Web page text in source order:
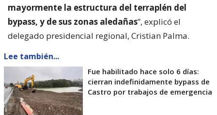
mayormente la estructura del terraplén del
bypass, y de sus zonas aledañas”, explicó el
delegado presidencial regional, Cristian Palma.
Lee también...
Fue habilitado hace solo 6 días:
cierran indefinidamente bypass de
Castro por trabajos de emergencia